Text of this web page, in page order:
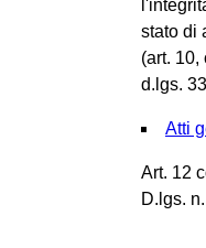
stato di
(art. 10,
d.lgs.
Atti
Art. 12
D.lgs.